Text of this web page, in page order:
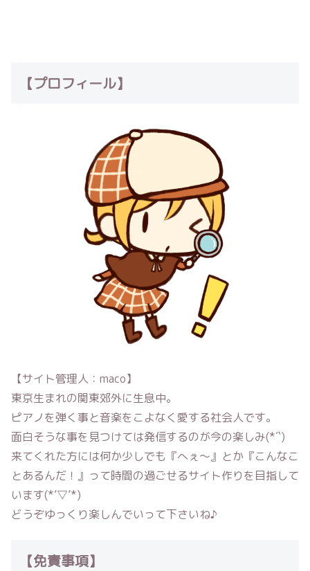
【プロフィール】
【サイト管理人：maco】
東京生まれの関東郊外に生息中。
ピアノを弾く事と音楽をこよなく愛する社会人です。
面白そうな事を見つけては発信するのが今の楽しみ(*´`)
来てくれた方には何か少しでも『へぇ〜』とか『こんなこ
とあるんだ！』って時間の過ごせるサイト作りを目指して
います(*’▽’*)
どうぞゆっくり楽しんでいって下さいね♪
【免責事項】